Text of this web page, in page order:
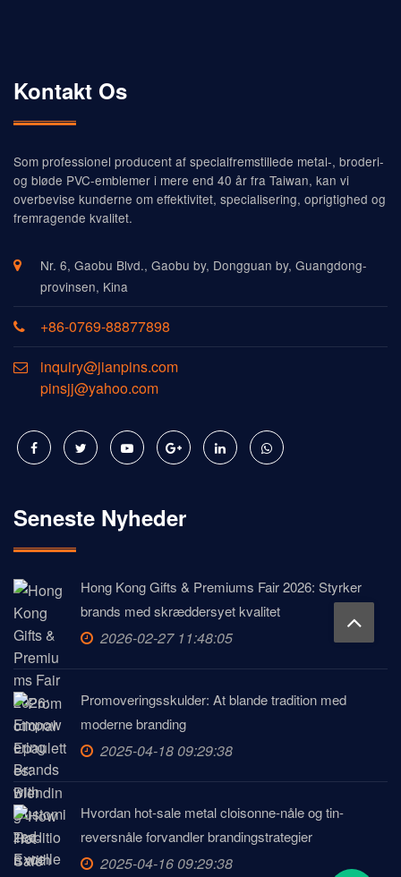
Kontakt Os
Som professionel producent af specialfremstillede metal-, broderi-
og bløde PVC-emblemer i mere end 40 år fra Taiwan, kan vi
overbevise kunderne om effektivitet, specialisering, oprigtighed og
fremragende kvalitet.
Nr. 6, Gaobu Blvd., Gaobu by, Dongguan by, Guangdong-
provinsen, Kina
+86-0769-88877898
inquiry@jianpins.com
pinsjj@yahoo.com
Seneste Nyheder
Hong Kong Gifts & Premiums Fair 2026: Styrker
brands med skræddersyet kvalitet
2026-02-27 11:48:05
Promoveringsskulder: At blande tradition med
moderne branding
2025-04-18 09:29:38
Hvordan hot-sale metal cloisonne-nåle og tin-
reversnåle forvandler brandingstrategier
2025-04-16 09:29:38